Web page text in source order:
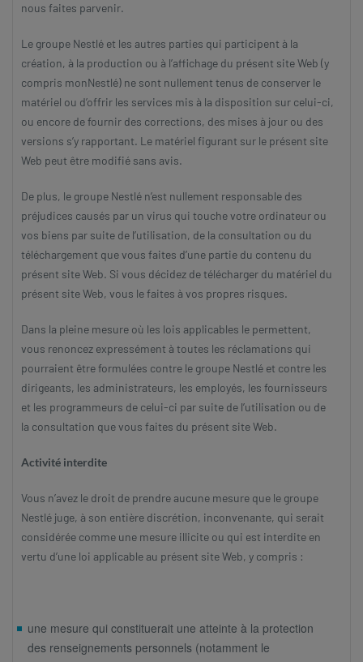
nous faites parvenir.
Le groupe Nestlé et les autres parties qui participent à la
création, à la production ou à l’affichage du présent site Web (y
compris monNestlé) ne sont nullement tenus de conserver le
matériel ou d’offrir les services mis à la disposition sur celui-ci,
ou encore de fournir des corrections, des mises à jour ou des
versions s’y rapportant. Le matériel figurant sur le présent site
Web peut être modifié sans avis.
De plus, le groupe Nestlé n’est nullement responsable des
préjudices causés par un virus qui touche votre ordinateur ou
vos biens par suite de l’utilisation, de la consultation ou du
téléchargement que vous faites d’une partie du contenu du
présent site Web. Si vous décidez de télécharger du matériel du
présent site Web, vous le faites à vos propres risques.
Dans la pleine mesure où les lois applicables le permettent,
vous renoncez expressément à toutes les réclamations qui
pourraient être formulées contre le groupe Nestlé et contre les
dirigeants, les administrateurs, les employés, les fournisseurs
et les programmeurs de celui-ci par suite de l’utilisation ou de
la consultation que vous faites du présent site Web.
Activité interdite
Vous n’avez le droit de prendre aucune mesure que le groupe
Nestlé juge, à son entière discrétion, inconvenante, qui serait
considérée comme une mesure illicite ou qui est interdite en
vertu d’une loi applicable au présent site Web, y compris :
une mesure qui constituerait une atteinte à la protection
des renseignements personnels (notamment le